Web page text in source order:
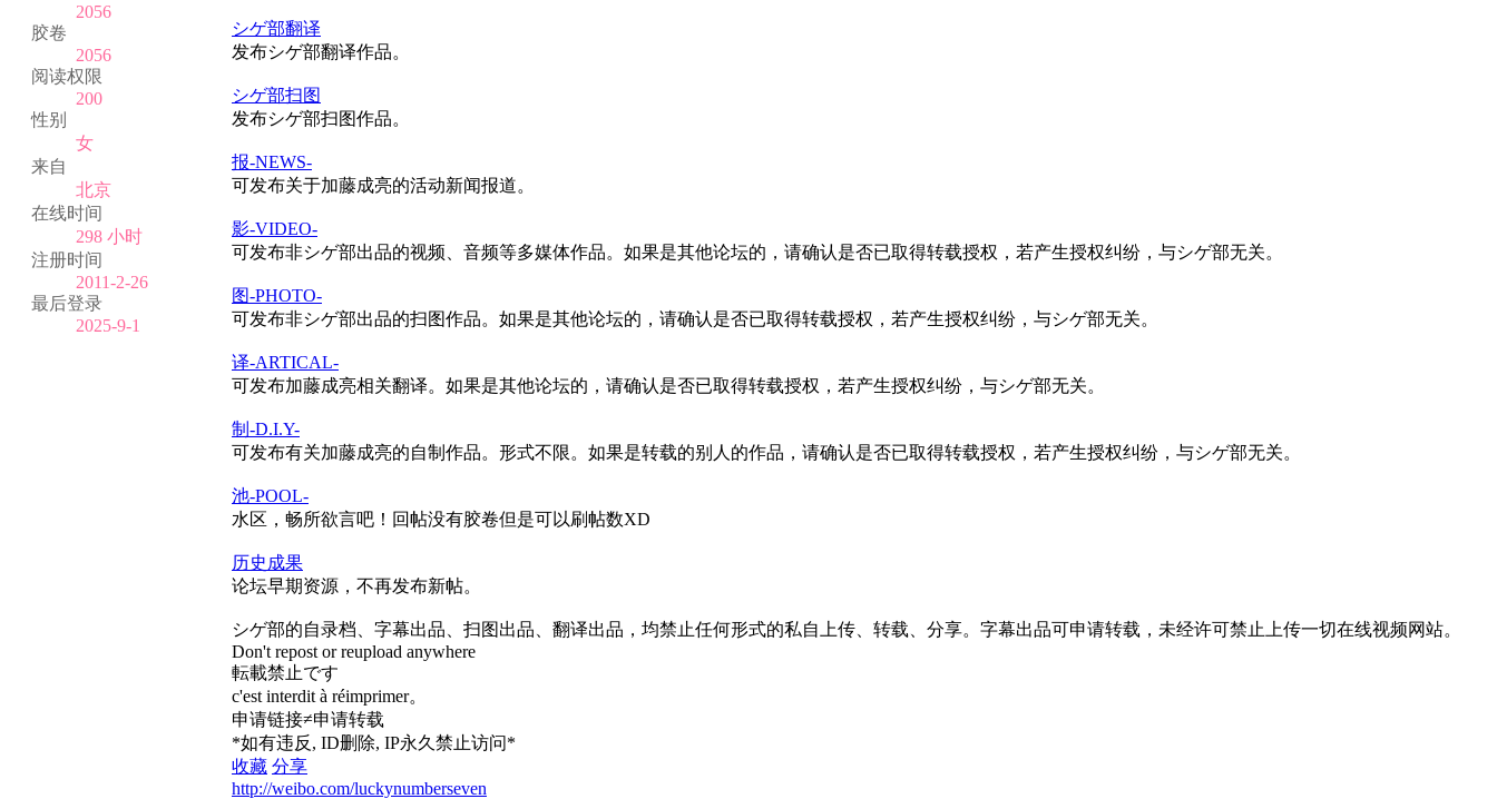
2056
胶卷
2056
阅读权限
200
性别
女
来自
北京
在线时间
298 小时
注册时间
2011-2-26
最后登录
2025-9-1
シゲ部翻译
发布シゲ部翻译作品。
シゲ部扫图
发布シゲ部扫图作品。
报-NEWS-
可发布关于加藤成亮的活动新闻报道。
影-VIDEO-
可发布非シゲ部出品的视频、音频等多媒体作品。如果是其他论坛的，请确认是否已取得转载授权，若产生授权纠纷，与シゲ部无关。
图-PHOTO-
可发布非シゲ部出品的扫图作品。如果是其他论坛的，请确认是否已取得转载授权，若产生授权纠纷，与シゲ部无关。
译-ARTICAL-
可发布加藤成亮相关翻译。如果是其他论坛的，请确认是否已取得转载授权，若产生授权纠纷，与シゲ部无关。
制-D.I.Y-
可发布有关加藤成亮的自制作品。形式不限。如果是转载的别人的作品，请确认是否已取得转载授权，若产生授权纠纷，与シゲ部无关。
池-POOL-
水区，畅所欲言吧！回帖没有胶卷但是可以刷帖数XD
历史成果
论坛早期资源，不再发布新帖。
シゲ部的自录档、字幕出品、扫图出品、翻译出品，均禁止任何形式的私自上传、转载、分享。字幕出品可申请转载，未经许可禁止上传一切在线视频网站。
Don't repost or reupload anywhere
転載禁止です
c'est interdit à réimprimer。
申请链接≠申请转载
*如有违反, ID删除, IP永久禁止访问*
收藏 分享
http://weibo.com/luckynumberseven